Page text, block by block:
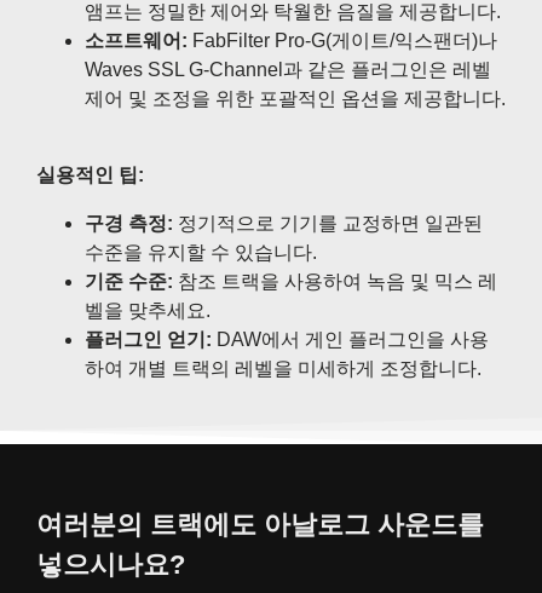
앰프는 정밀한 제어와 탁월한 음질을 제공합니다.
소프트웨어: FabFilter Pro-G(게이트/익스팬더)나
Waves SSL G-Channel과 같은 플러그인은 레벨
제어 및 조정을 위한 포괄적인 옵션을 제공합니다.
실용적인 팁:
구경 측정: 정기적으로 기기를 교정하면 일관된
수준을 유지할 수 있습니다.
기준 수준: 참조 트랙을 사용하여 녹음 및 믹스 레
벨을 맞추세요.
플러그인 얻기: DAW에서 게인 플러그인을 사용
하여 개별 트랙의 레벨을 미세하게 조정합니다.
여러분의 트랙에도 아날로그 사운드를
넣으시나요?